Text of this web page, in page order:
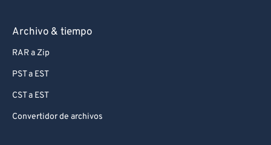
Archivo & tiempo
RAR a Zip
PST a EST
CST a EST
Convertidor de archivos